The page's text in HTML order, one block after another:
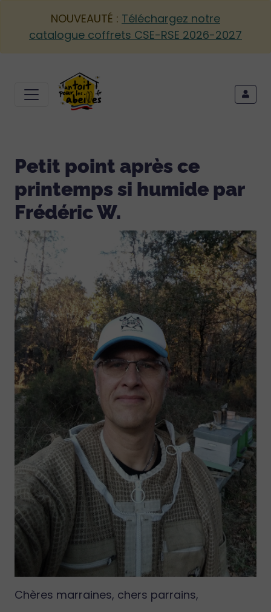
NOUVEAUTÉ : Téléchargez notre
catalogue coffrets CSE-RSE 2026-2027
Petit point après ce
printemps si humide par
Frédéric W.
Chères marraines, chers parrains,